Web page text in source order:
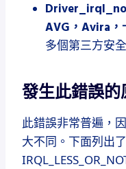
AVG，Avira，
多個第三方安
發生此錯誤的
此錯誤非常普遍，
大不同。 下面列出